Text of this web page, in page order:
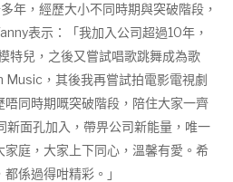
年，經歷大小不同時期與突破階段，
表示：「我加入公司超過10年，
特兒，之後又嘗試唱歌跳舞成為歌
Music，其後我再嘗試拍電影電視劇
同時期嘅突破階段，陪住大家一齊
新面孔加入，帶畀公司新能量，唯一
庭，大家上下同心，溫馨有愛。希
係過得咁精彩。」